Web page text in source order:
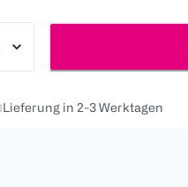
Lieferung in 2-3 Werktagen